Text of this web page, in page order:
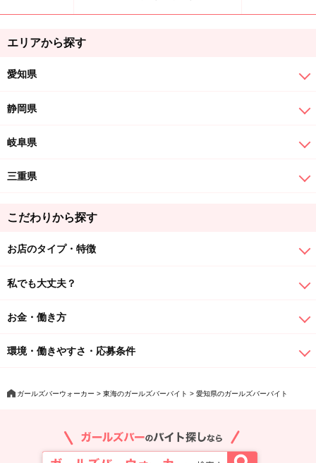
エリアから探す
愛知県
静岡県
岐阜県
三重県
こだわりから探す
お店のタイプ・特徴
私でも大丈夫？
お金・働き方
環境・働きやすさ・応募条件
ガールズバーウォーカー 東海のガールズバーバイト 愛知県のガールズバーバイト